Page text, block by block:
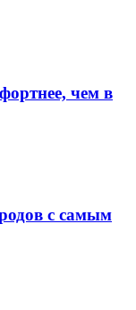
чем в
с самым